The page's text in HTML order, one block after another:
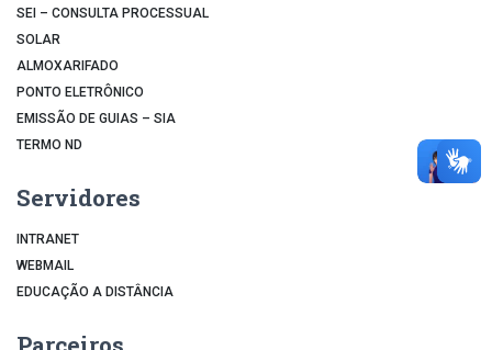
SEI – CONSULTA PROCESSUAL
SOLAR
ALMOXARIFADO
PONTO ELETRÔNICO
EMISSÃO DE GUIAS – SIA
TERMO ND
Servidores
INTRANET
WEBMAIL
EDUCAÇÃO A DISTÂNCIA